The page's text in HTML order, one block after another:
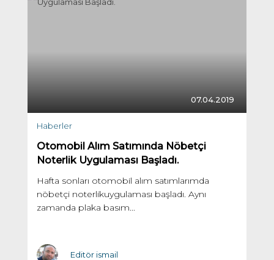
07.04.2019
Haberler
Otomobil Alım Satımında Nöbetçi
Noterlik Uygulaması Başladı.
Hafta sonları otomobil alım satımlarımda
nöbetçi noterlikuygulaması başladı. Aynı
zamanda plaka basım...
Editör ismail